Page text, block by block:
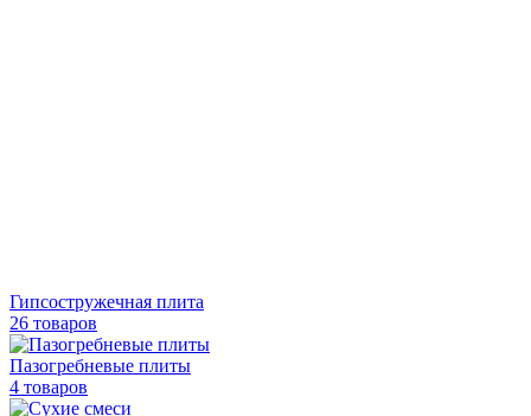
Гипсостружечная плита
26 товаров
Пазогребневые плиты
4 товаров